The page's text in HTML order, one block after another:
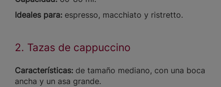
Ideales para: espresso, macchiato y ristretto.
2. Tazas de cappuccino
Características: de tamaño mediano, con una boca
ancha y un asa grande.